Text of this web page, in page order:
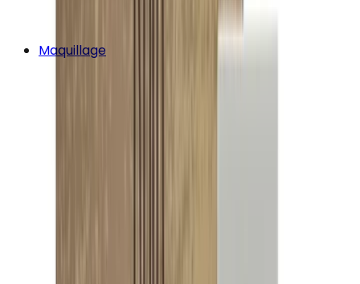
Maquillage